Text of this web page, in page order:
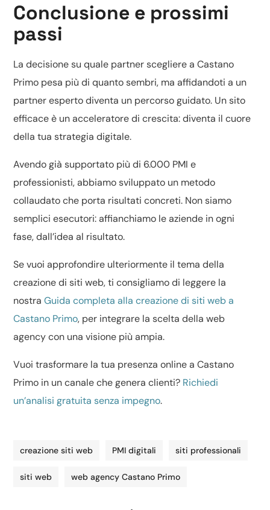
Conclusione e prossimi
passi
La decisione su quale partner scegliere a Castano
Primo pesa più di quanto sembri, ma affidandoti a un
partner esperto diventa un percorso guidato. Un sito
efficace è un acceleratore di crescita: diventa il cuore
della tua strategia digitale.
Avendo già supportato più di 6.000 PMI e
professionisti, abbiamo sviluppato un metodo
collaudato che porta risultati concreti. Non siamo
semplici esecutori: affianchiamo le aziende in ogni
fase, dall’idea al risultato.
Se vuoi approfondire ulteriormente il tema della
creazione di siti web, ti consigliamo di leggere la
nostraGuida completa alla creazione di siti web a
Castano Primo, per integrare la scelta della web
agency con una visione più ampia.
Vuoi trasformare la tua presenza online a Castano
Primo in un canale che genera clienti? Richiedi
un’analisi gratuita senza impegno.
creazione siti web PMI digitali siti professionali
siti web web agency Castano Primo